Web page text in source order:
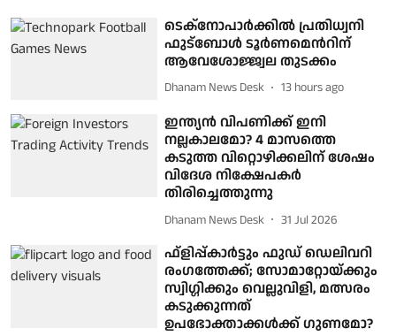
ടെക്നോപാര്‍ക്കില്‍ പ്രതിധ്വനി
ഫുട്ബോള്‍ ടൂര്‍ണമെന്‍റിന്
ആവേശോജ്ജ്വല തുടക്കം
Dhanam News Desk 13 hours ago
ഇന്ത്യൻ വിപണിക്ക് ഇനി
നല്ലകാലമോ? 4 മാസത്തെ
കടുത്ത വിറ്റൊഴിക്കലിന് ശേഷം
വിദേശ നിക്ഷേപകർ
തിരിച്ചെത്തുന്നു
Dhanam News Desk 31 Jul 2026
ഫ്‌ളിപ്പ്കാര്‍ട്ടും ഫുഡ് ഡെലിവറി
രംഗത്തേക്ക്; സോമാറ്റോയ്ക്കും
സ്വിഗ്ഗിക്കും വെല്ലുവിളി, മത്സരം
കടുക്കുന്നത്
ഉപഭോക്താക്കള്‍ക്ക് ഗുണമോ?